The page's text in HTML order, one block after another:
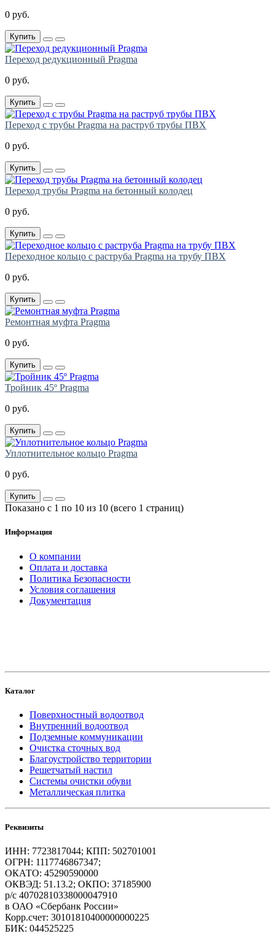
0 руб.
Купить
Переход редукционный Pragma
0 руб.
Купить
Переход с трубы Pragma на раструб трубы ПВХ
0 руб.
Купить
Переход трубы Pragma на бетонный колодец
0 руб.
Купить
Переходное кольцо с раструба Pragma на трубу ПВХ
0 руб.
Купить
Ремонтная муфта Pragma
0 руб.
Купить
Тройник 45º Pragma
0 руб.
Купить
Уплотнительное кольцо Pragma
0 руб.
Купить
Показано с 1 по 10 из 10 (всего 1 страниц)
Информация
О компании
Оплата и доставка
Политика Безопасности
Условия соглашения
Документация
Каталог
Поверхностный водоотвод
Внутренний водоотвод
Подземные коммуникации
Очистка сточных вод
Благоустройство территории
Решетчатый настил
Системы очистки обуви
Металлическая плитка
Реквизиты
ИНН: 7723817044; КПП: 502701001
ОГРН: 1117746867347;
ОКАТО: 45290590000
ОКВЭД: 51.13.2; ОКПО: 37185900
р/с 40702810338000047910
в ОАО «Сбербанк России»
Корр.счет: 30101810400000000225
БИК: 044525225